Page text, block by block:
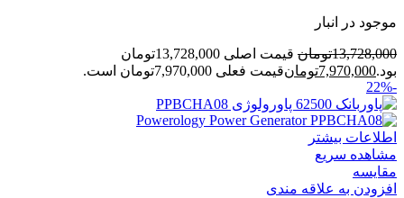
موجود در انبار
13,728,000تومان
قیمت اصلی 13,728,000تومان
بود.7,970,000تومانقیمت فعلی 7,970,000تومان است.
-22%
اطلاعات بیشتر
مشاهده سریع
مقایسه
افزودن به علاقه مندی